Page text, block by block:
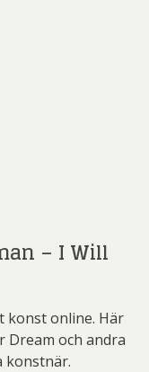
– I Will
konst online. Här
Dream och andra
konstnär.